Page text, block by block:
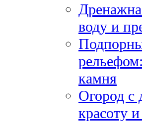
воду и
камня
Огород с
красоту